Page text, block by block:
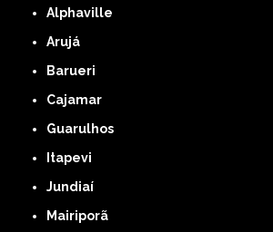
Alphaville
Arujá
Barueri
Cajamar
Guarulhos
Itapevi
Jundiaí
Mairiporã